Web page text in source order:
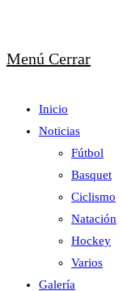
Menú Cerrar
Inicio
Noticias
Fútbol
Basquet
Ciclismo
Natación
Hockey
Varios
Galería